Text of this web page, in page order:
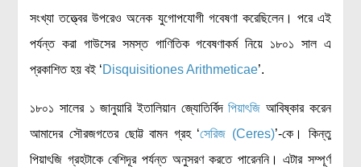
সংখ্যা তত্ত্বের উপরেও অনেক যুগোপযোগী গবেষণা করেছিলেন। পরে এই
পর্যন্ত করা গাউসের সমস্ত গাণিতিক গবেষণাকর্ম নিয়ে ১৮০১ সাল এ
প্রকাশিত হয় বই ‘Disquisitiones Arithmeticae’.
১৮০১ সালের ১ জানুয়ারি ইতালিয়ান জ্যোতির্বিদপিয়াৎজি আবিষ্কার করেন
আমাদের সৌরজগতের ছোট্ট বামন গ্রহ ‘সেরিজ (Ceres)’-কে। কিন্তু
পিয়াৎজি গ্রহটাকে বেশিদূর পর্যন্ত অনুসরণ করতে পারেননি। এটার সম্পূর্ণ